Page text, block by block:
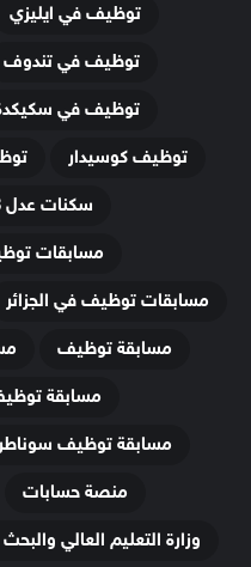
توظيف في ايليزي
توظيف في تندوف
توظيف في
توظيف كوسيدار
سكنات عدل 3
مسابقات
مسابقات توظيف في الجزائر
مسابقة توظيف
مسابقة توظيف
مسابقة توظيف سوناطراك
منصة حسابات
وزارة التعليم العالي